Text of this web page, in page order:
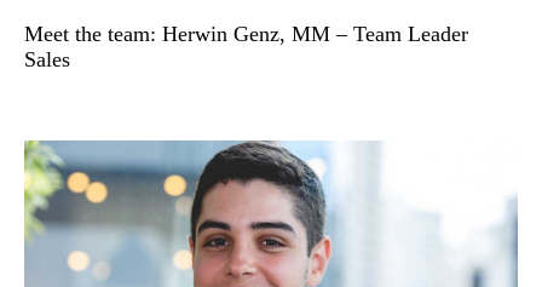
Meet the team: Herwin Genz, MM – Team Leader
Sales